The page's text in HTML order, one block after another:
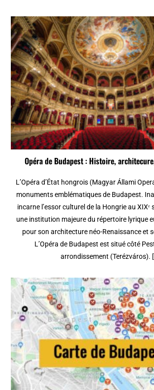
Opéra de Budapest : Histoire,
L’Opéra d’État hongrois (Magyar Állami
monuments emblématiques de Budapest.
incarne l’essor culturel de la Hongrie au XIXᵉ
une institution majeure du répertoire lyrique
pour son architecture néo-Renaissance et
L’Opéra de Budapest est situé côté
arrondissement (Terézváros).